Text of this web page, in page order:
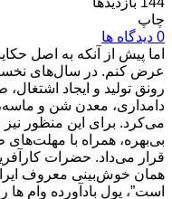
چاپ
0 دیدگاه ها
اما پیش از آنکه به اصل
عرض کنم. در سال‌های نخست
رونق تولید و ایجاد
دامداری، معدن شن و
می‌کرد. برای این منظور نیز
بی‌بهره، همراه با مهلت‌های
قرار می‌داد. حضرات
همان خوش‌بینی معروف
است”، پول بادآورده وام